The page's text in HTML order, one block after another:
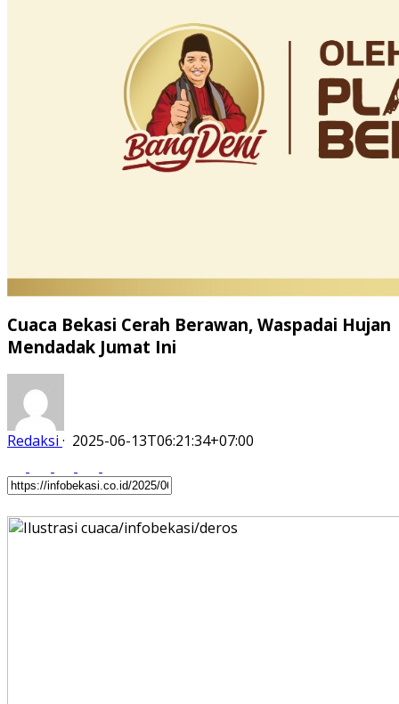
Cuaca Bekasi Cerah Berawan, Waspadai Hujan
Mendadak Jumat Ini
Redaksi · 2025-06-13T06:21:34+07:00